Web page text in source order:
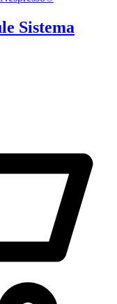
Sistema